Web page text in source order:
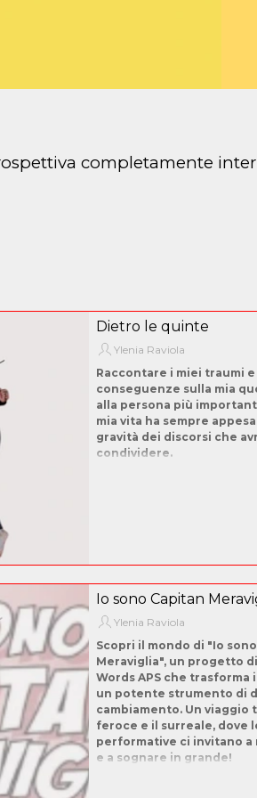
completamente
Dietro le quinte
Ylenia Raviola
Raccontare i miei traumi
conseguenze sulla mia
alla persona più
mia vita ha sempre
gravità dei discorsi che
condividere.
Io sono Capitan
Ylenia Raviola
Scopri il mondo di "Io
Meraviglia", un progetto di
Words APS che trasforma
un potente strumento di
cambiamento. Un viaggio
feroce e il surreale, dove
performative ci invitano
e a sognare in grande!